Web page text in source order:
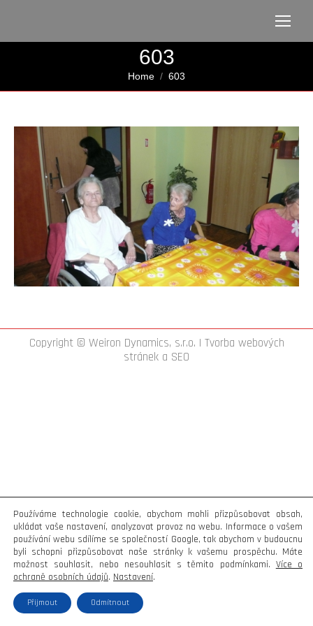
603
You are here:
Home 603
Copyright © Weiron Dynamics, s.r.o. | Tvorba webových
stránek a SEO
Používáme technologie cookie, abychom mohli přizpůsobovat obsah,
ukládat vaše nastavení, analyzovat provoz na webu. Informace o vašem
používání webu sdílíme se společností Google, tak abychom v budoucnu
byli schopni přizpůsobovat naše stránky k vašemu prospěchu. Máte
možnost souhlasit, nebo nesouhlasit s těmito podmínkami. Více o
ochraně osobních údajů. Nastavení.
Přijmout Odmítnout